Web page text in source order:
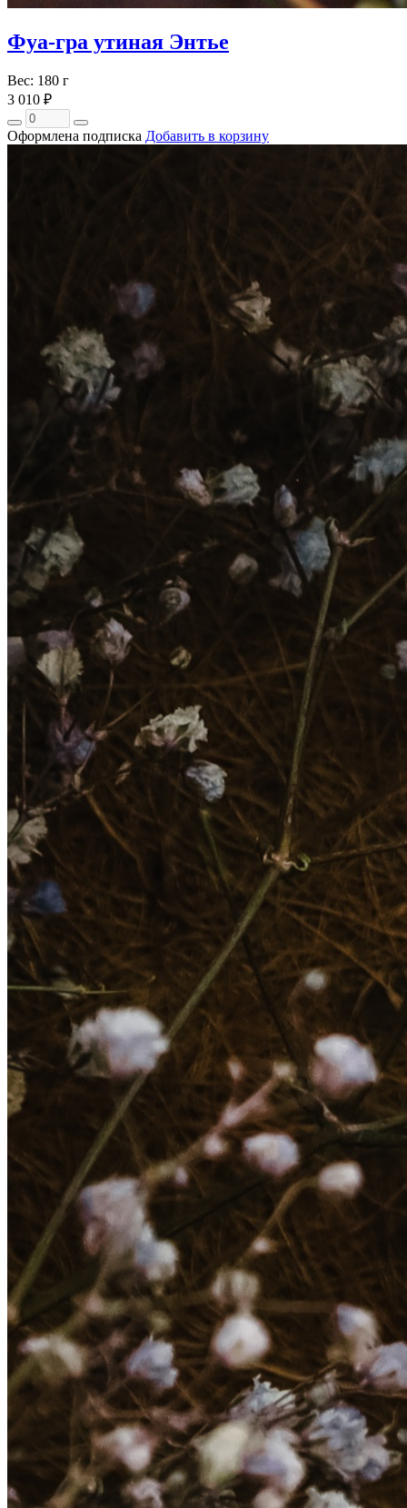
Фуа-гра утиная Энтье
Вес: 180 г
3 010 ₽
Оформлена подписка Добавить в корзину